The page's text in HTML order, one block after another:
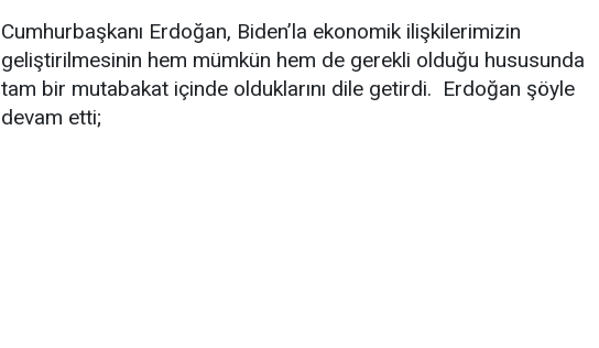
Cumhurbaşkanı Erdoğan, Biden’la ekonomik ilişkilerimizin
geliştirilmesinin hem mümkün hem de gerekli olduğu hususunda
tam bir mutabakat içinde olduklarını dile getirdi. Erdoğan şöyle
devam etti;